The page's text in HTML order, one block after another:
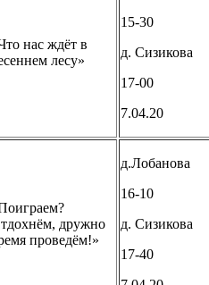
нас ждёт в
лесу»
15-30
д. Сизикова
17-00
7.04.20
дружно
проведём!»
д.Лобанова
16-10
д. Сизикова
17-40